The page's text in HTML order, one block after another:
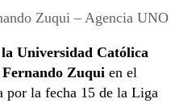
Zuqui – Agencia UNO
la Universidad Católica
Zuqui en el
por la fecha 15 de la Liga